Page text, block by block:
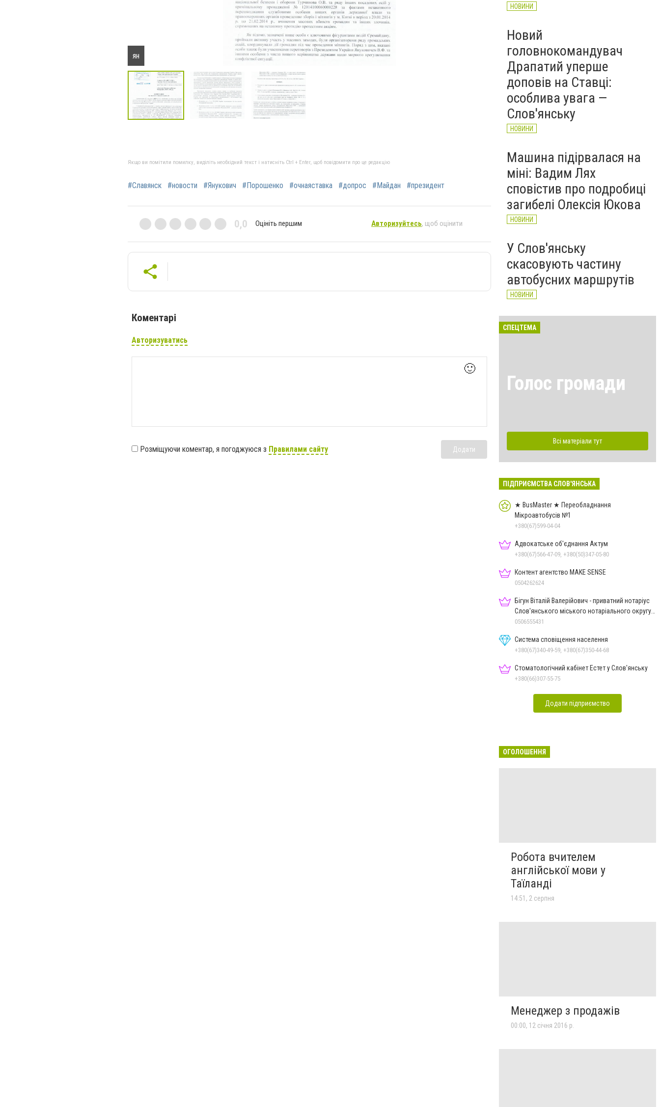
ян
Якщо ви помітили помилку, виділіть необхідний текст і натисніть Ctrl + Enter, щоб повідомити про це редакцію
#Славянск #новости #Янукович #Порошенко #очнаяставка #допрос #Майдан #президент
0,0 Оцініть першим Авторизуйтесь, щоб оцінити
Коментарі
Авторизуватись
🙂
Розміщуючи коментар, я погоджуюся з Правилами сайту Додати
НОВИНИ
Новий
головнокомандувач
Драпатий уперше
доповів на Ставці:
особлива увага —
Слов'янську
НОВИНИ
Машина підірвалася на
міні: Вадим Лях
сповістив про подробиці
загибелі Олексія Юкова
НОВИНИ
У Слов'янську
скасовують частину
автобусних маршрутів
НОВИНИ
СПЕЦТЕМА
Голос громади
Всі матеріали тут
ПІДПРИЄМСТВА СЛОВ'ЯНСЬКА
★ BusMaster ★ Переобладнання
Мікроавтобусів №1
+380(67)599-04-04
Адвокатське об'єднання Актум
+380(67)566-47-09, +380(50)347-05-80
Контент агентство MAKE SENSE
0504262624
Бігун Віталій Валерійович - приватний нотаріус
Слов'янського міського нотаріального округу
Дон.обл.
0506555431
Система сповіщення населення
+380(67)340-49-59, +380(67)350-44-68
Стоматологічний кабінет Естет у Слов'янську
+380(66)307-55-75
Додати підприємство
ОГОЛОШЕННЯ
Робота вчителем
англійської мови у
Таїланді
14:51, 2 серпня
Менеджер з продажів
00:00, 12 січня 2016 р.